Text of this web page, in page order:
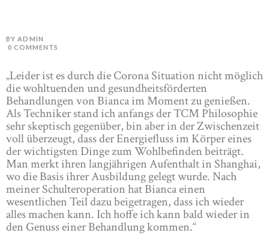
BY ADMIN
0 COMMENTS
„Leider ist es durch die Corona Situation nicht möglich
die wohltuenden und gesundheitsförderten
Behandlungen von Bianca im Moment zu genießen.
Als Techniker stand ich anfangs der TCM Philosophie
sehr skeptisch gegenüber, bin aber in der Zwischenzeit
voll überzeugt, dass der Energiefluss im Körper eines
der wichtigsten Dinge zum Wohlbefinden beiträgt.
Man merkt ihren langjährigen Aufenthalt in Shanghai,
wo die Basis ihrer Ausbildung gelegt wurde. Nach
meiner Schulteroperation hat Bianca einen
wesentlichen Teil dazu beigetragen, dass ich wieder
alles machen kann. Ich hoffe ich kann bald wieder in
den Genuss einer Behandlung kommen.“